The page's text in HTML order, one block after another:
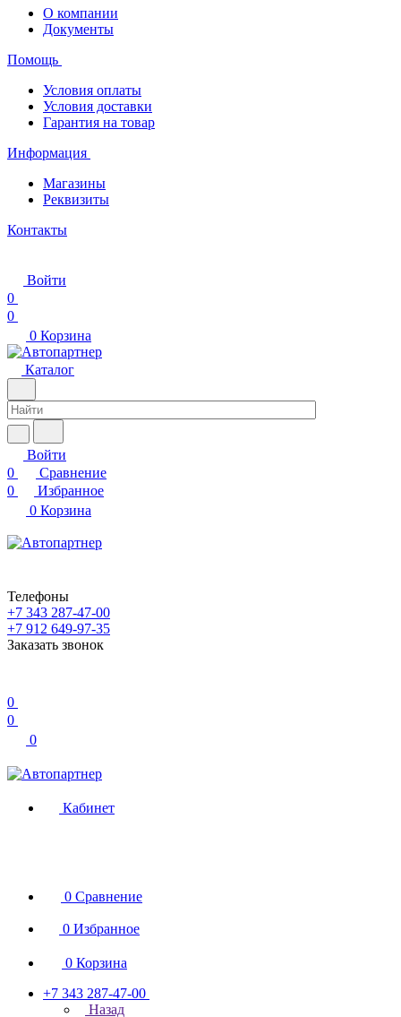
О компании
Документы
Помощь
Условия оплаты
Условия доставки
Гарантия на товар
Информация
Магазины
Реквизиты
Контакты
Войти
0
0
0 Корзина
Каталог
Войти
0
Сравнение
0
Избранное
0 Корзина
Телефоны
+7 343 287-47-00
+7 912 649-97-35
Заказать звонок
0
0
0
Кабинет
0 Сравнение
0 Избранное
0 Корзина
+7 343 287-47-00
Назад